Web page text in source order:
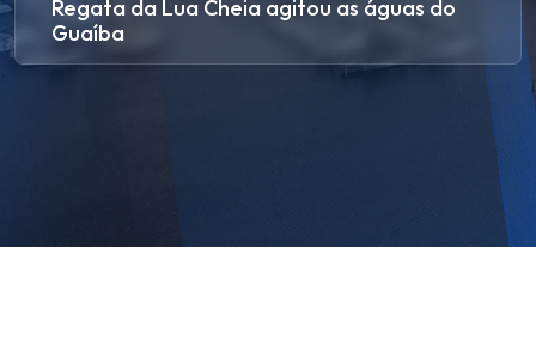
Regata da Lua Cheia agitou as águas do
Guaíba